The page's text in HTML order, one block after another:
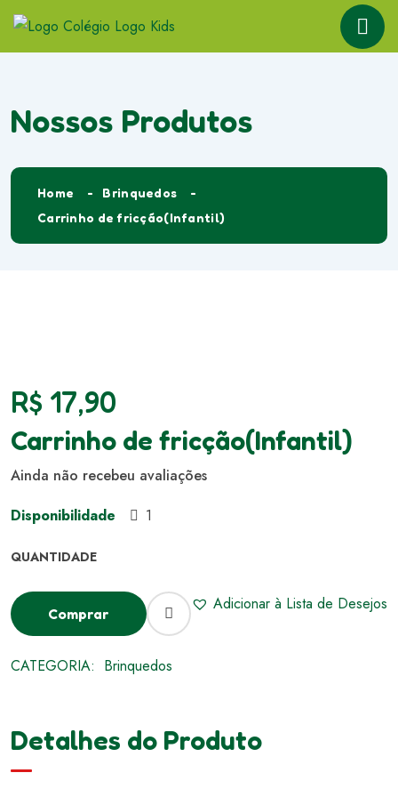
Nossos Produtos
Home
Brinquedos
Carrinho de fricção(Infantil)
R$ 17,90
Carrinho de fricção(Infantil)
Ainda não recebeu avaliações
Disponibilidade
1
Comprar Adicionar à Lista de Desejos
CATEGORIA: Brinquedos
Detalhes do Produto